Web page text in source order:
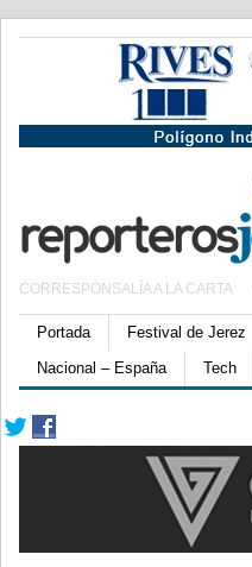
CORRESPONSALÍA A LA CARTA
Portada Festival de Jerez
Nacional – España
Tech